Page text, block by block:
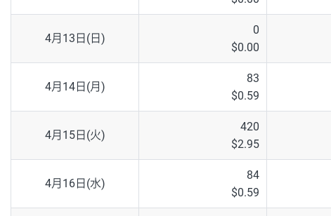
4月13日(日)
0
$0.00
4月14日(月)
83
$0.59
4月15日(火)
420
$2.95
4月16日(水)
84
$0.59